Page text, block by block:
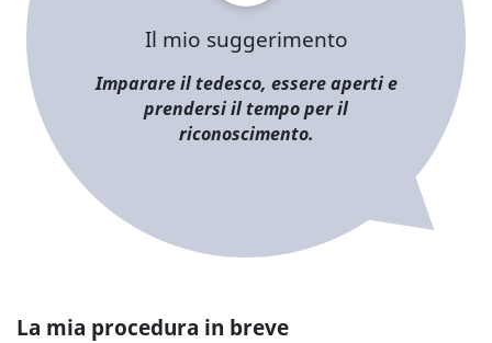
Il mio suggerimento
Imparare il tedesco, essere aperti e
prendersi il tempo per il
riconoscimento.
La mia procedura in breve